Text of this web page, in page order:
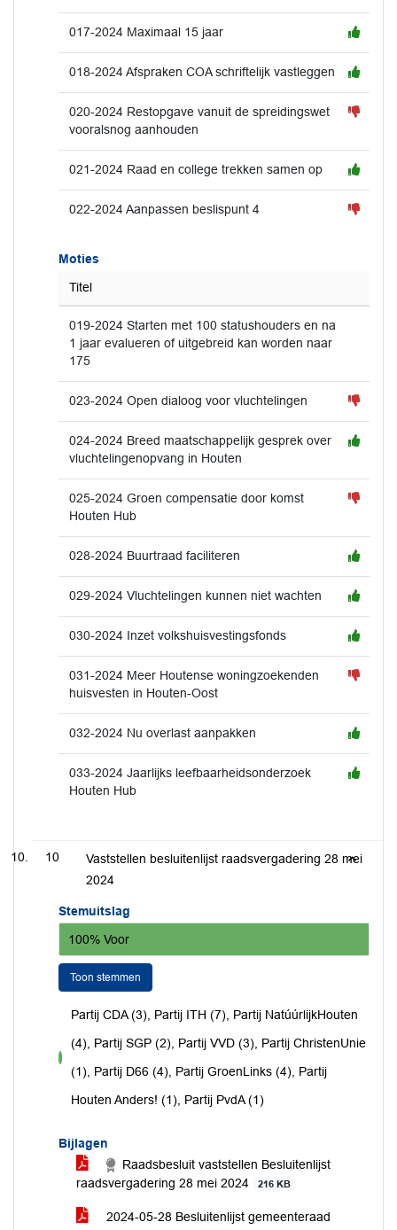
017-2024 Maximaal 15 jaar
018-2024 Afspraken COA schriftelijk vastleggen
020-2024 Restopgave vanuit de spreidingswet
vooralsnog aanhouden
021-2024 Raad en college trekken samen op
022-2024 Aanpassen beslispunt 4
Moties
Titel
019-2024 Starten met 100 statushouders en na
1 jaar evalueren of uitgebreid kan worden naar
175
023-2024 Open dialoog voor vluchtelingen
024-2024 Breed maatschappelijk gesprek over
vluchtelingenopvang in Houten
025-2024 Groen compensatie door komst
Houten Hub
028-2024 Buurtraad faciliteren
029-2024 Vluchtelingen kunnen niet wachten
030-2024 Inzet volkshuisvestingsfonds
031-2024 Meer Houtense woningzoekenden
huisvesten in Houten-Oost
032-2024 Nu overlast aanpakken
033-2024 Jaarlijks leefbaarheidsonderzoek
Houten Hub
10
Vaststellen besluitenlijst raadsvergadering 28 mei
2024
Stemuitslag
100% Voor
Toon stemmen
voor
Partij CDA (3), Partij ITH (7), Partij NatúúrlijkHouten
(4), Partij SGP (2), Partij VVD (3), Partij ChristenUnie
(1), Partij D66 (4), Partij GroenLinks (4), Partij
Houten Anders! (1), Partij PvdA (1)
Bijlagen
Raadsbesluit vaststellen Besluitenlijst
raadsvergadering 28 mei 2024
216 KB
2024-05-28 Besluitenlijst gemeenteraad